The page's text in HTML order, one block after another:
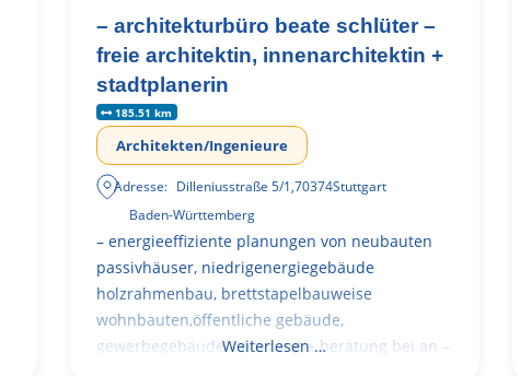
– architekturbüro beate schlüter –
freie architektin, innenarchitektin +
stadtplanerin
185.51 km
Architekten/Ingenieure
Adresse: Dilleniusstraße 5/1,70374Stuttgart
Baden-Württemberg
– energieeffiziente planungen von neubauten
passivhäuser, niedrigenergiegebäude
holzrahmenbau, brettstapelbauweise
wohnbauten,öffentliche gebäude,
gewerbegebäude – planung + beratung bei an –
Weiterlesen …